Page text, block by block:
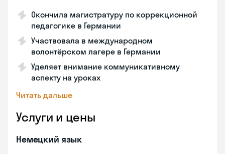
Окончила магистратуру по коррекционной
педагогике в Германии
Участвовала в международном
волонтёрском лагере в Германии
Уделяет внимание коммуникативному
аспекту на уроках
Читать дальше
Услуги и цены
Немецкий язык